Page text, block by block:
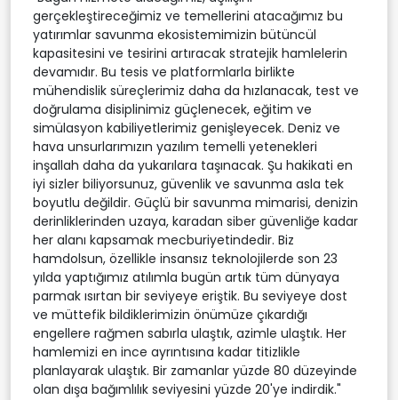
gerçekleştireceğimiz ve temellerini atacağımız bu
yatırımlar savunma ekosistemimizin bütüncül
kapasitesini ve tesirini artıracak stratejik hamlelerin
devamıdır. Bu tesis ve platformlarla birlikte
mühendislik süreçlerimiz daha da hızlanacak, test ve
doğrulama disiplinimiz güçlenecek, eğitim ve
simülasyon kabiliyetlerimiz genişleyecek. Deniz ve
hava unsurlarımızın yazılım temelli yetenekleri
inşallah daha da yukarılara taşınacak. Şu hakikati en
iyi sizler biliyorsunuz, güvenlik ve savunma asla tek
boyutlu değildir. Güçlü bir savunma mimarisi, denizin
derinliklerinden uzaya, karadan siber güvenliğe kadar
her alanı kapsamak mecburiyetindedir. Biz
hamdolsun, özellikle insansız teknolojilerde son 23
yılda yaptığımız atılımla bugün artık tüm dünyaya
parmak ısırtan bir seviyeye eriştik. Bu seviyeye dost
ve müttefik bildiklerimizin önümüze çıkardığı
engellere rağmen sabırla ulaştık, azimle ulaştık. Her
hamlemizi en ince ayrıntısına kadar titizlikle
planlayarak ulaştık. Bir zamanlar yüzde 80 düzeyinde
olan dışa bağımlılık seviyesini yüzde 20'ye indirdik."